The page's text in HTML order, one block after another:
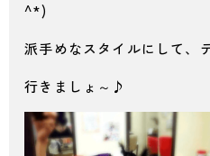
^*)
派手めなスタイルにして、
行きましょ～♪